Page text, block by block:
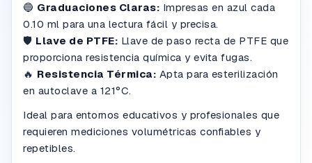
🔵 Graduaciones Claras: Impresas en azul cada
0.10 ml para una lectura fácil y precisa.
🛡️ Llave de PTFE: Llave de paso recta de PTFE que
proporciona resistencia química y evita fugas.
🔥 Resistencia Térmica: Apta para esterilización
en autoclave a 121°C.
Ideal para entornos educativos y profesionales que
requieren mediciones volumétricas confiables y
repetibles.